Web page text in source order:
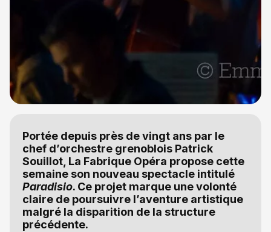
Portée depuis près de vingt ans par le
chef d’orchestre grenoblois Patrick
Souillot, La Fabrique Opéra propose cette
semaine son nouveau spectacle intitulé
Paradisio. Ce projet marque une volonté
claire de poursuivre l’aventure artistique
malgré la disparition de la structure
précédente.